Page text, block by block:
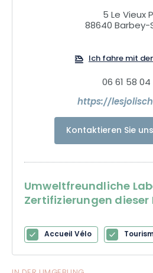
5 Le Vieux
88640 Barbey-
Ich fahre mit
06 61 58 04
https://
Kontaktieren Sie
Umweltfreundliche
Zertifizierungen
Accueil Vélo